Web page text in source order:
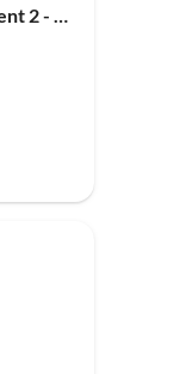
Holiday apartment Apartment 2 - An der Loisach